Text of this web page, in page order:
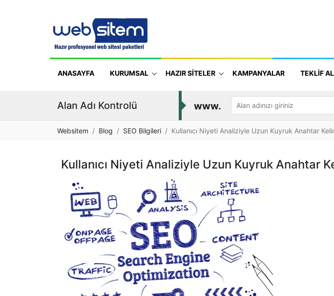
ANASAYFA KURUMSAL HAZIR SİTELER KAMPANYALAR TEKLİF AL
Alan Adı Kontrolü www.
Websitem Blog SEO Bilgileri Kullanıcı Niyeti Analiziyle Uzun Kuyruk Anahtar
Kullanıcı Niyeti Analiziyle Uzun Kuyruk Anahtar